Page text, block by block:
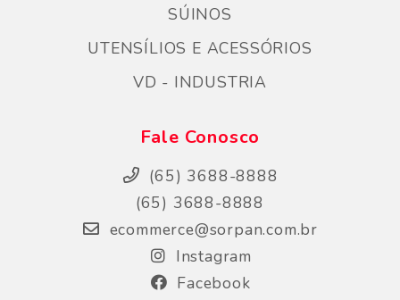
SÚINOS
UTENSÍLIOS E ACESSÓRIOS
VD - INDUSTRIA
Fale Conosco
(65) 3688-8888
(65) 3688-8888
ecommerce@sorpan.com.br
Instagram
Facebook